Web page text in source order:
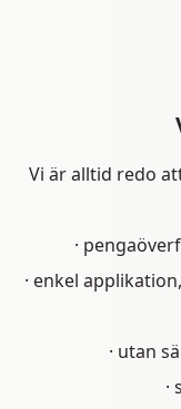
Vi är alltid redo
·
· enkel
· utan
·